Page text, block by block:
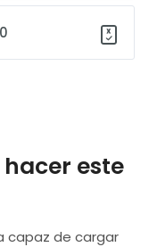
este
capaz de cargar